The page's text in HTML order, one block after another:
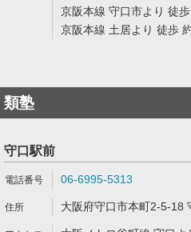
京阪本線 守口市より 徒
京阪本線 土居より 徒歩
類塾
守口駅前
06-6995-5313
大阪府守口市本町2-5-18